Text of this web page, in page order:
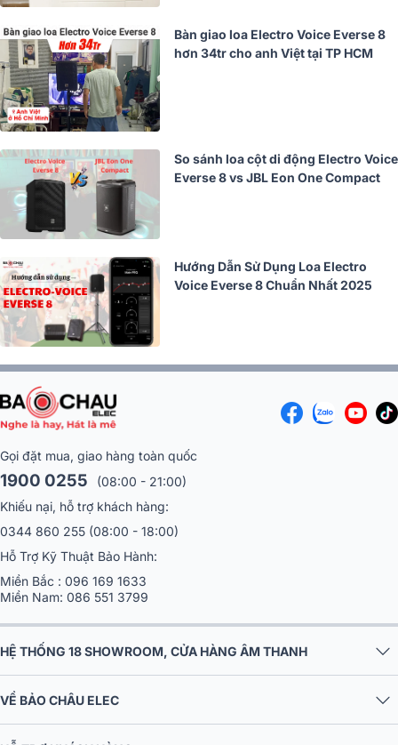
Bàn giao loa Electro Voice Everse 8
hơn 34tr cho anh Việt tại TP HCM
So sánh loa cột di động Electro Voice
Everse 8 vs JBL Eon One Compact
Hướng Dẫn Sử Dụng Loa Electro
Voice Everse 8 Chuẩn Nhất 2025
Gọi đặt mua, giao hàng toàn quốc
1900 0255
(08:00 - 21:00)
Khiếu nại, hỗ trợ khách hàng:
0344 860 255 (08:00 - 18:00)
Hỗ Trợ Kỹ Thuật Bảo Hành:
Miền Bắc : 096 169 1633
Miền Nam: 086 551 3799
HỆ THỐNG 18 SHOWROOM, CỬA HÀNG ÂM THANH
VỀ BẢO CHÂU ELEC